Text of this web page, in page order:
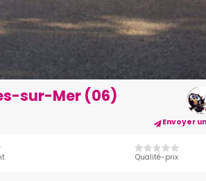
sur-Mer (06)
Envoyer
Qualité-prix